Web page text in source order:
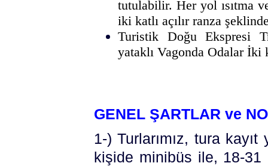
tutulabilir. Her yol ısıtma
iki katlı açılır ranza
Turistik Doğu Ekspresi
yataklı Vagonda Odalar
GENEL ŞARTLAR ve
1-) Turlarımız, tura
kişide minibüs ile, 18-